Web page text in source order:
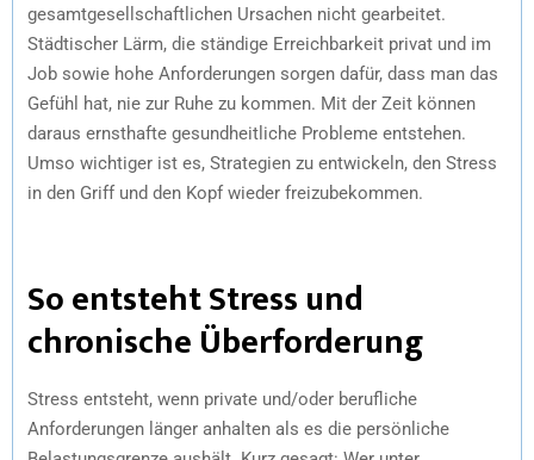
gesamtgesellschaftlichen Ursachen nicht gearbeitet.
Städtischer Lärm, die ständige Erreichbarkeit privat und im
Job sowie hohe Anforderungen sorgen dafür, dass man das
Gefühl hat, nie zur Ruhe zu kommen. Mit der Zeit können
daraus ernsthafte gesundheitliche Probleme entstehen.
Umso wichtiger ist es, Strategien zu entwickeln, den Stress
in den Griff und den Kopf wieder freizubekommen.
So entsteht Stress und
chronische Überforderung
Stress entsteht, wenn private und/oder berufliche
Anforderungen länger anhalten als es die persönliche